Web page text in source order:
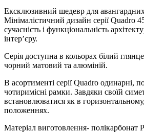
Ексклюзивний шедевр для авангардних
Мінімалістичний дизайн серії Quadro
сучасність і функціональність
інтер’єру.
Серія доступна в кольорах білий
чорний матовий та алюміній.
В асортименті серії Quadro одинарні,
чотиримісні рамки. Завдяки своїй
встановлюватися як в
положеннях.
Матеріал виготовлення- полікарбонат